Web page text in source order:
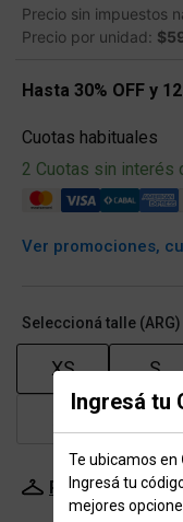
Ingresá tu
Te ubicamos en
Ingresá tu
mejores
Precio sin impuestos
Precio por unidad:
Hasta 30% OFF y
Cuotas habituales
2 Cuotas sin interés
Ver promociones,
Seleccioná talle
XS S
Probador